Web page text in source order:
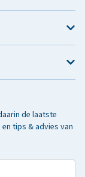
de laatste
tips & advies van